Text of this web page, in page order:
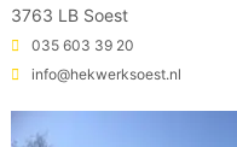
3763 LB Soest
035 603 39 20
info@hekwerksoest.nl